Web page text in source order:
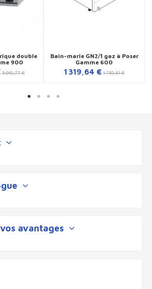
double
900
3 040,77 €
Bain-marie GN2/1 gaz à Poser
Gamme 600
1 319,64 € 1 759,51 €
avantages